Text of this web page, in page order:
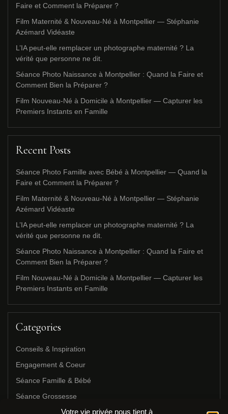
Votre vie privée nous tient à
Faire et Comment la Préparer ?
Film Maternité & Nouveau-Né à Montpellier — Stéphanie
Azémard Vidéaste
L’IA peut-elle remplacer un photographe maternité ? La
vérité que personne ne dit.
Séance Photo Naissance à Montpellier : Quand la Faire et
Comment Bien la Préparer ?
Film Nouveau-Né à Domicile à Montpellier — Capturer les
Premiers Instants en Famille
Recent Posts
Séance Photo Famille avec Bébé à Montpellier — Quand la
Faire et Comment la Préparer ?
Film Maternité & Nouveau-Né à Montpellier — Stéphanie
Azémard Vidéaste
L’IA peut-elle remplacer un photographe maternité ? La
vérité que personne ne dit.
Séance Photo Naissance à Montpellier : Quand la Faire et
Comment Bien la Préparer ?
Film Nouveau-Né à Domicile à Montpellier — Capturer les
Premiers Instants en Famille
Categories
Conseils & Inspiration
Engagement & Coeur
Séance Famille & Bébé
Séance Grossesse
Séance Nouveau-Né & Naissance